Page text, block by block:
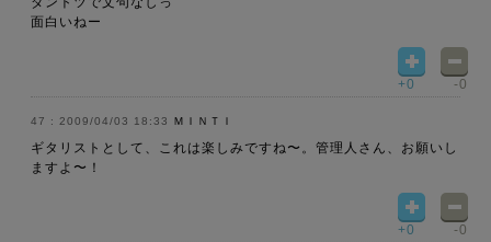
面白いねー
+0 -0
2009/04/03 18:33 ＭＩＮＴＩ
ギタリストとして、これは楽しみですね〜。管理人さん、お願いし
ますよ〜！
+0 -0